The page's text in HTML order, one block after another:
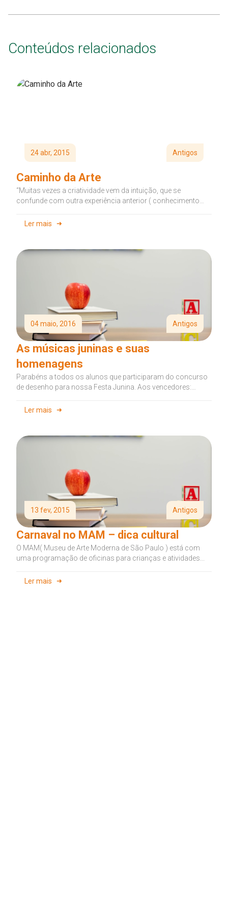
Conteúdos relacionados
24 abr, 2015 Antigos
Caminho da Arte
“Muitas vezes a criatividade vem da intuição, que se
confunde com outra experiência anterior ( conhecimento
Ler mais
04 maio, 2016 Antigos
As músicas juninas e suas
homenagens
Parabéns a todos os alunos que participaram do concurso
de desenho para nossa Festa Junina. Aos vencedores:
Ler mais
13 fev, 2015 Antigos
Carnaval no MAM – dica cultural
O MAM( Museu de Arte Moderna de São Paulo ) está com
uma programação de oficinas para crianças e atividades...
Ler mais